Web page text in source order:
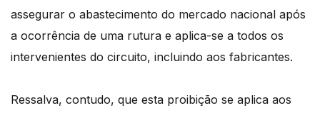
assegurar o abastecimento do mercado nacional após
a ocorrência de uma rutura e aplica-se a todos os
intervenientes do circuito, incluindo aos fabricantes.
Ressalva, contudo, que esta proibição se aplica aos